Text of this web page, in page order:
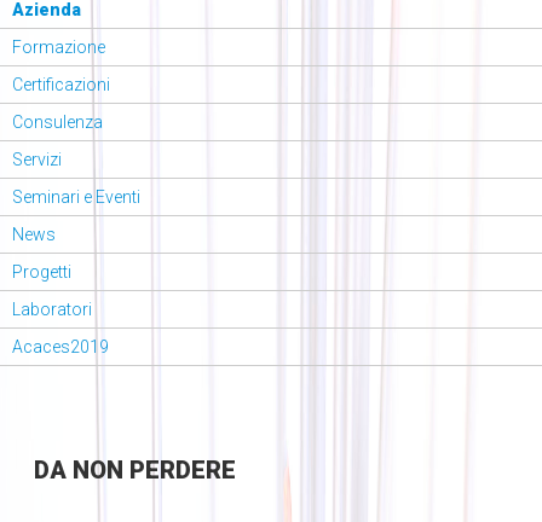
Azienda
Formazione
Certificazioni
Consulenza
Servizi
Seminari e Eventi
News
Progetti
Laboratori
Acaces2019
DANON PERDERE